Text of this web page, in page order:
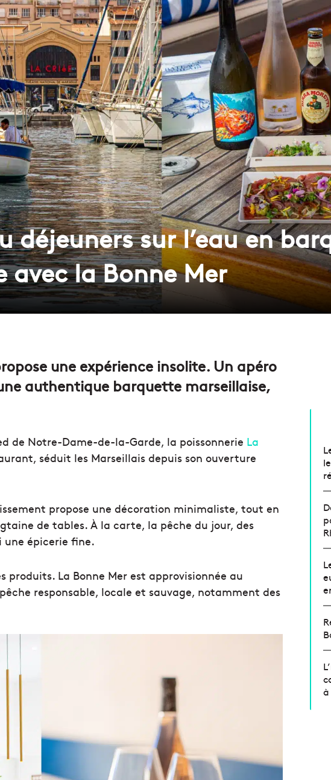
déjeuners sur l’eau en
la Bonne Mer
une expérience insolite. Un apéro
authentique barquette marseillaise,
de Notre-Dame-de-la-Garde, la poissonnerie La
séduit les Marseillais depuis son ouverture
propose une décoration minimaliste, tout en
de tables. À la carte, la pêche du jour, des
une épicerie fine.
produits. La Bonne Mer est approvisionnée au
responsable, locale et sauvage, notamment des
à